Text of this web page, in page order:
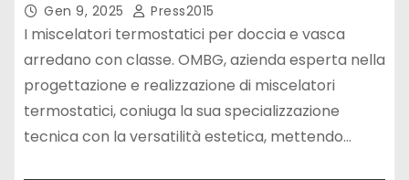
Gen 9, 2025 Press2015
I miscelatori termostatici per doccia e vasca
arredano con classe. OMBG, azienda esperta nella
progettazione e realizzazione di miscelatori
termostatici, coniuga la sua specializzazione
tecnica con la versatilità estetica, mettendo…